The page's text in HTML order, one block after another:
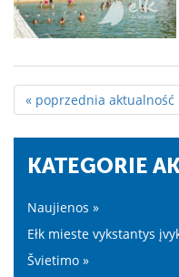
« poprzednia aktualność
KATEGORIE
Naujienos »
Ełk mieste vykstantys
Švietimo »